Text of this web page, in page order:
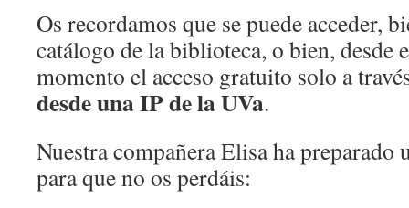
Os recordamos que se puede acceder,
catálogo de la biblioteca, o bien, desde
momento el acceso gratuito solo a
desde una IP de la UVa.
Nuestra compañera Elisa ha preparado
para que no os perdáis: